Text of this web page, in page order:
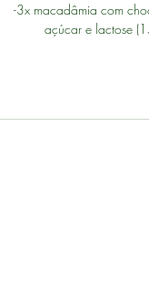
-3x macadâmia com
açúcar e lactose